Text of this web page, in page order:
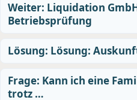
Weiter: Liquidation
Betriebsprüfung
Lösung: Lösung:
Frage: Kann ich eine
trotz …